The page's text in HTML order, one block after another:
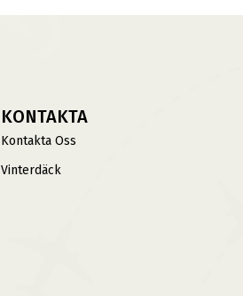
KONTAKTA
Kontakta Oss
Vinterdäck